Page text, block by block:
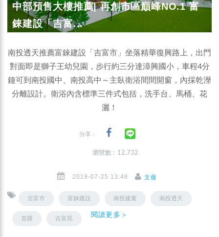
中部預售大樓推薦| 再創市區巔峰NO.1 富
錸建設「吉富...
南投透天推薦富錸建設「吉富市」坐落精華復興路上，出門
對面即是獅子王幼兒園，步行約三分達漳興國小，車程4分
鐘可到南投國中、南投高中～主臥衛浴間間開窗，內採乾溼
分離設計。衛浴內含標準三件式包括，洗手台、馬桶、花
灑！
分享：
瀏覽數 : 12,732
2019-07-25 13:48 文薇
吉富市 富錸建設 南投建案 南投透天
首購 吉富苑 閱讀更多＞